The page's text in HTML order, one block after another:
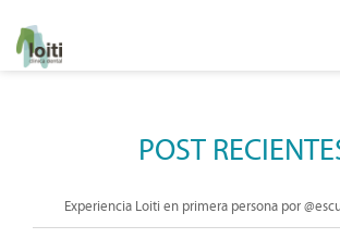
POST
Experiencia Loiti en primera persona por